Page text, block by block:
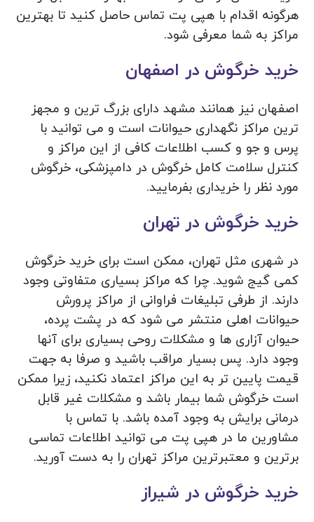
هرگونه اقدام با هپی پت تماس حاصل کنید تا بهترین
مراکز به شما معرفی شود.
خرید خرگوش در اصفهان
اصفهان نیز همانند مشهد دارای بزرگ ترین و مجهز
ترین مراکز نگهداری حیوانات است و می توانید با
پرس و جو و کسب اطلاعات کافی از این مراکز و
کنترل سلامت کامل خرگوش در دامپزشکی، خرگوش
مورد نظر را خریداری بفرمایید.
خرید خرگوش در تهران
در شهری مثل تهران، ممکن است برای خرید خرگوش
کمی گیج شوید. چرا که مراکز بسیاری متفاوتی وجود
دارند. از طرفی تبلیغات فراوانی از مراکز پرورش
حیوانات اهلی منتشر می شود که در پشت پرده،
حیوان آزاری ها و مشکلات روحی بسیاری برای آنها
وجود دارد. پس بسیار مراقب باشید و صرفا به جهت
قیمت پایین تر به این مراکز اعتماد نکنید، زیرا ممکن
است خرگوش شما بیمار باشد و مشکلات غیر قابل
درمانی برایش به وجود آمده باشد. با تماس با
مشاورین ما در هپی پت می توانید اطلاعات تماسی
برترین و معتبرترین مراکز تهران را به دست آورید.
خرید خرگوش در شیراز